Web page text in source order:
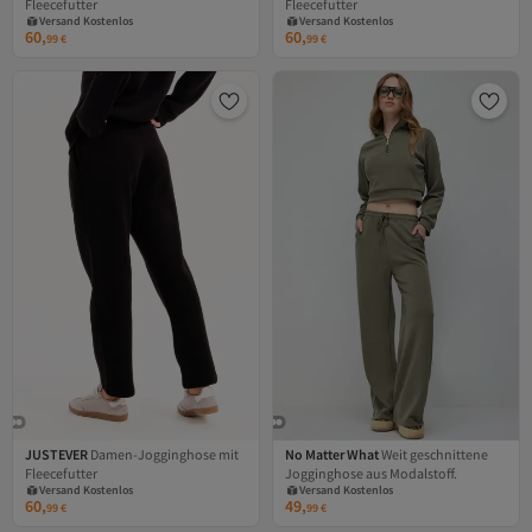
Fleecefutter
Versand Kostenlos
Gratis Versand
Versand Kostenlos
60,99€
Fleecefutter
Versand Kostenlos
Gratis Versand
Versand Kostenlos
60,99€
JUSTEVER Damen-Jogginghose mit
Fleecefutter
Versand Kostenlos
Gratis Versand
Versand Kostenlos
60,99€
No Matter WhatWeit geschnittene
Jogginghose aus Modalstoff.
Versand Kostenlos
Gratis Versand
Versand Kostenlos
49,99€